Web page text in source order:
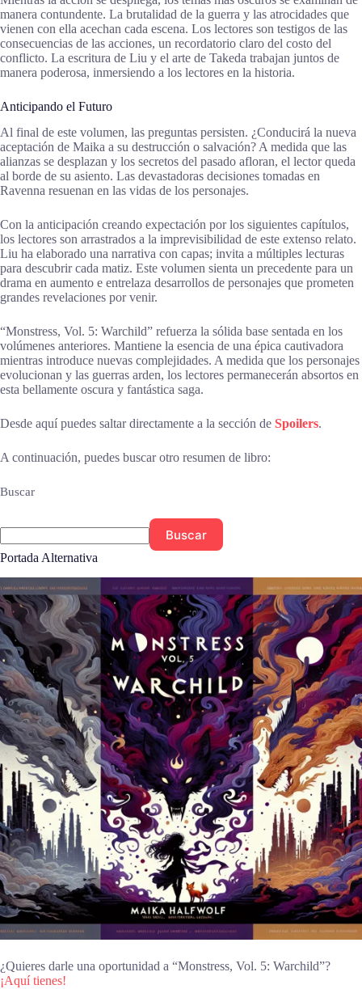
manera contundente. La brutalidad de la guerra y las atrocidades que
vienen con ella acechan cada escena. Los lectores son testigos de las
consecuencias de las acciones, un recordatorio claro del costo del
conflicto. La escritura de Liu y el arte de Takeda trabajan juntos de
manera poderosa, inmersiendo a los lectores en la historia.
Anticipando el Futuro
Al final de este volumen, las preguntas persisten. ¿Conducirá la nueva
aceptación de Maika a su destrucción o salvación? A medida que las
alianzas se desplazan y los secretos del pasado afloran, el lector queda
al borde de su asiento. Las devastadoras decisiones tomadas en
Ravenna resuenan en las vidas de los personajes.
Con la anticipación creando expectación por los siguientes capítulos,
los lectores son arrastrados a la imprevisibilidad de este extenso relato.
Liu ha elaborado una narrativa con capas; invita a múltiples lecturas
para descubrir cada matiz. Este volumen sienta un precedente para un
drama en aumento e entrelaza desarrollos de personajes que prometen
grandes revelaciones por venir.
“Monstress, Vol. 5: Warchild” refuerza la sólida base sentada en los
volúmenes anteriores. Mantiene la esencia de una épica cautivadora
mientras introduce nuevas complejidades. A medida que los personajes
evolucionan y las guerras arden, los lectores permanecerán absortos en
esta bellamente oscura y fantástica saga.
Desde aquí puedes saltar directamente a la sección de Spoilers.
A continuación, puedes buscar otro resumen de libro:
Buscar
Buscar
Portada Alternativa
¿Quieres darle una oportunidad a “Monstress, Vol. 5: Warchild”?
¡Aquí tienes!